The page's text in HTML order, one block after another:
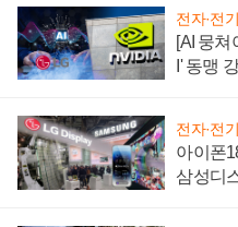
전자·전
[AI 뭉
I' 동맹
전자·전
아이폰
삼성디